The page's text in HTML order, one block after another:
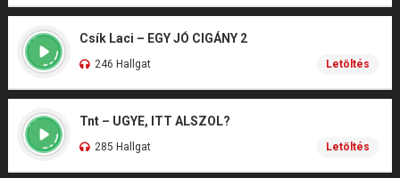
Csík Laci – EGY JÓ CIGÁNY 2
246 Hallgat Letöltés
Tnt – UGYE, ITT ALSZOL?
285 Hallgat Letöltés